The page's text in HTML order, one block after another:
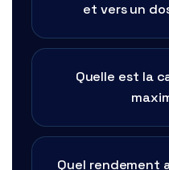
et vers un
Quelle est la
Quel rendement